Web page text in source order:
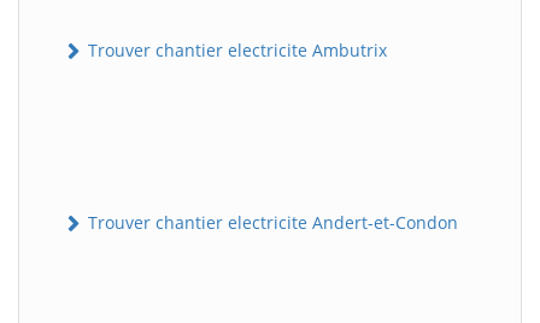
Trouver chantier electricite Ambutrix
Trouver chantier electricite Andert-et-Condon